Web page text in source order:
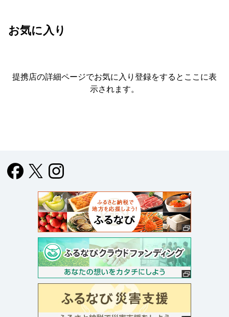
お気に入り
提携店の詳細ページでお気に入り登録をすると ここに表
示されます。